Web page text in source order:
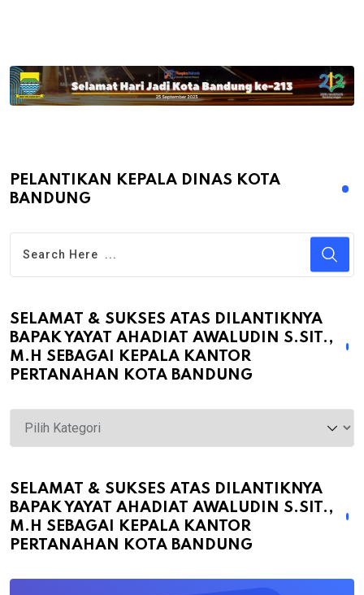
PELANTIKAN KEPALA DINAS KOTA
BANDUNG
SELAMAT & SUKSES ATAS DILANTIKNYA
BAPAK YAYAT AHADIAT AWALUDIN S.SIT.,
M.H SEBAGAI KEPALA KANTOR
PERTANAHAN KOTA BANDUNG
atas
Dilantiknya
Bapak
Ahadiat
SELAMAT & SUKSES ATAS DILANTIKNYA
BAPAK YAYAT AHADIAT AWALUDIN S.SIT.,
M.H SEBAGAI KEPALA KANTOR
PERTANAHAN KOTA BANDUNG